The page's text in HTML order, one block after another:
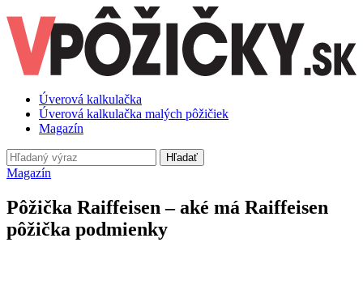
Úverová kalkulačka
Úverová kalkulačka malých pôžičiek
Magazín
Hľadať
Magazín
Pôžička Raiffeisen – aké má Raiffeisen
pôžička podmienky